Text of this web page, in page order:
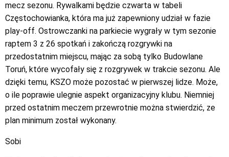
mecz sezonu. Rywalkami będzie czwarta w tabeli
Częstochowianka, która ma już zapewniony udział w fazie
play-off. Ostrowczanki na parkiecie wygrały w tym sezonie
raptem 3 z 26 spotkań i zakończą rozgrywki na
przedostatnim miejscu, mając za sobą tylko Budowlane
Toruń, które wycofały się z rozgrywek w trakcie sezonu. Ale
dzięki temu, KSZO może pozostać w pierwszej lidze. Może,
o ile poprawie ulegnie aspekt organizacyjny klubu. Niemniej
przed ostatnim meczem przewrotnie można stwierdzić, ze
plan minimum został wykonany.
Sobi